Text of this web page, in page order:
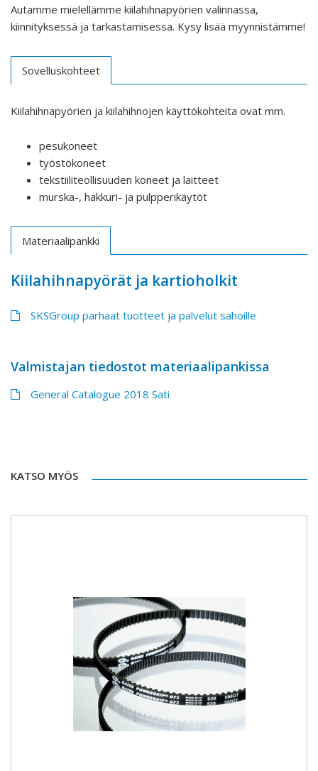
Autamme mielellämme kiilahihnapyörien valinnassa,
kiinnityksessä ja tarkastamisessa. Kysy lisää myynnistämme!
Sovelluskohteet
Kiilahihnapyörien ja kiilahihnojen käyttökohteita ovat mm.
pesukoneet
työstökoneet
tekstiiliteollisuuden koneet ja laitteet
murska-, hakkuri- ja pulpperikäytöt
Materiaalipankki
Kiilahihnapyörät ja kartioholkit
SKSGroup parhaat tuotteet ja palvelut sahoille
Valmistajan tiedostot materiaalipankissa
General Catalogue 2018 Sati
KATSO MYÖS